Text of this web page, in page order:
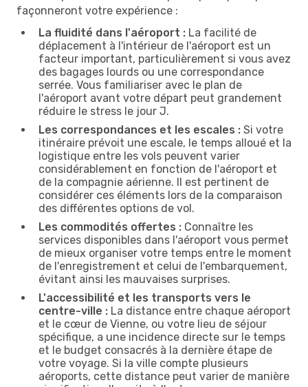
façonneront votre expérience :
La fluidité dans l'aéroport : La facilité de
déplacement à l'intérieur de l'aéroport est un
facteur important, particulièrement si vous avez
des bagages lourds ou une correspondance
serrée. Vous familiariser avec le plan de
l'aéroport avant votre départ peut grandement
réduire le stress le jour J.
Les correspondances et les escales : Si votre
itinéraire prévoit une escale, le temps alloué et la
logistique entre les vols peuvent varier
considérablement en fonction de l'aéroport et
de la compagnie aérienne. Il est pertinent de
considérer ces éléments lors de la comparaison
des différentes options de vol.
Les commodités offertes : Connaître les
services disponibles dans l'aéroport vous permet
de mieux organiser votre temps entre le moment
de l'enregistrement et celui de l'embarquement,
évitant ainsi les mauvaises surprises.
L'accessibilité et les transports vers le
centre-ville : La distance entre chaque aéroport
et le cœur de Vienne, ou votre lieu de séjour
spécifique, a une incidence directe sur le temps
et le budget consacrés à la dernière étape de
votre voyage. Si la ville compte plusieurs
aéroports, cette distance peut varier de manière